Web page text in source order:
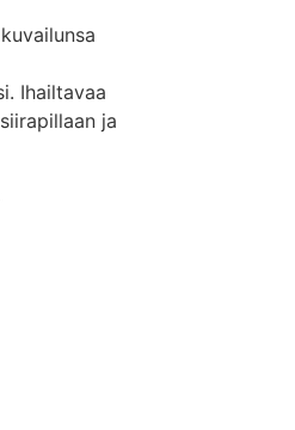
Ihailtavaa
ja